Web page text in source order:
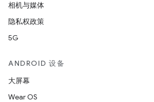
相机与媒体
隐私权政策
5G
ANDROID 设备
大屏幕
Wear OS